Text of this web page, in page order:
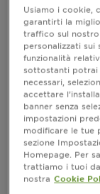
di brufoli e
mascherina
come aiutare
con i prodotti
Maskne:
mascherina e
una serie di
origine
protezione.
di parole per
Usiamo i cookie,
garantirti la
traffico sul
personalizzati
funzionalità
sottostanti potrai
necessari,
accettare
banner senza
impostazioni
modificare le tue
sezione
Homepage. Per
trattiamo i tuoi
nostra Cookie